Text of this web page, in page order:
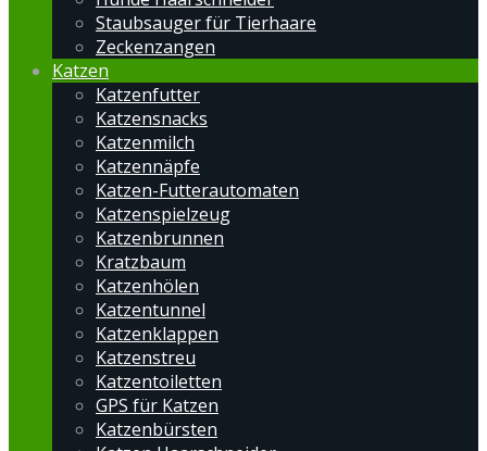
Staubsauger für Tierhaare
Zeckenzangen
Katzen
Katzenfutter
Katzensnacks
Katzenmilch
Katzennäpfe
Katzen-Futterautomaten
Katzenspielzeug
Katzenbrunnen
Kratzbaum
Katzenhölen
Katzentunnel
Katzenklappen
Katzenstreu
Katzentoiletten
GPS für Katzen
Katzenbürsten